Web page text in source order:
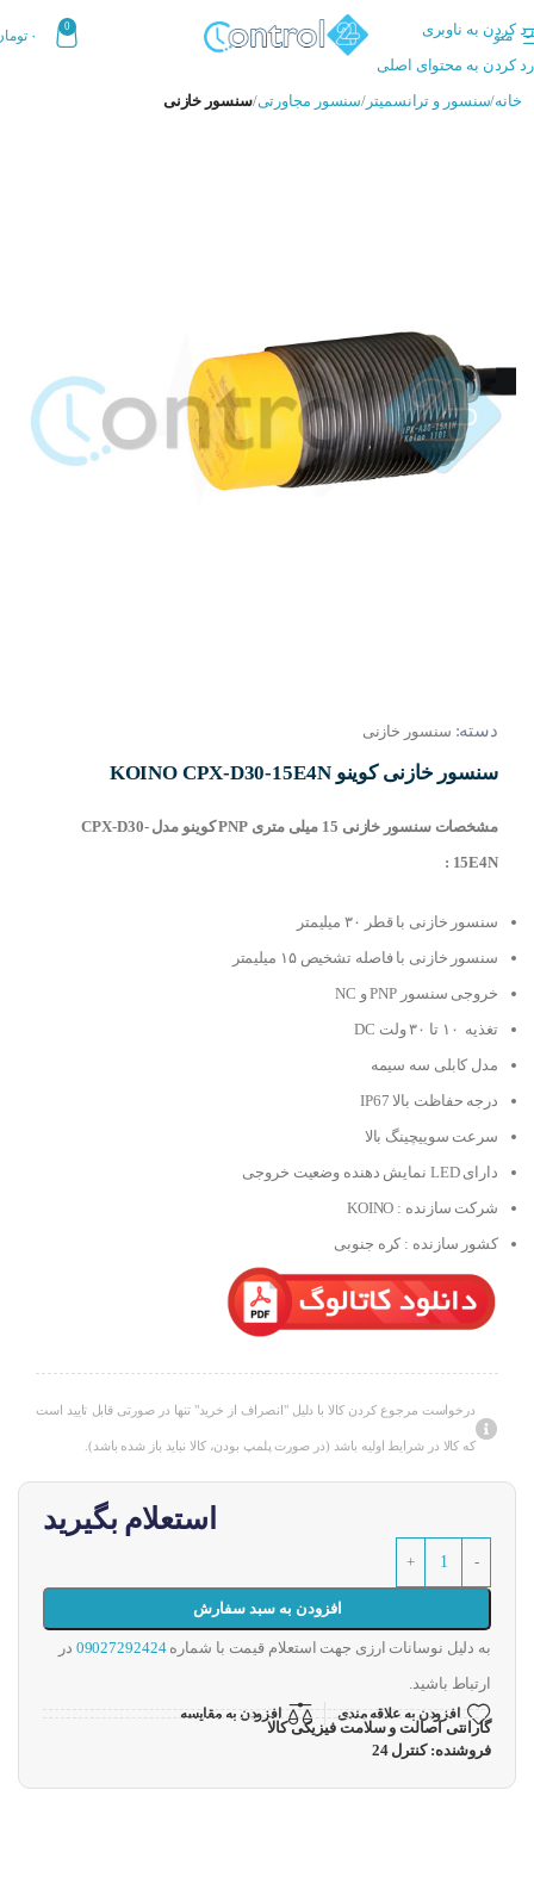
رد کردن به ناوبری
رد کردن به محتوای اصلی
منو
0
۰
خانه سنسور و ترانسمیتر سنسور مجاورتی سنسور خازنی
دسته: سنسور خازنی
سنسور خازنی کوینو KOINO CPX-D30-15E4N
مشخصات سنسور خازنی 15 میلی متری PNP کوینو مدل CPX-D30-
15E4N :
سنسور خازنی با قطر ۳۰ میلیمتر
سنسور خازنی با فاصله تشخیص ۱۵ میلیمتر
خروجی سنسور PNP و NC
تغذیه ۱۰ تا ۳۰ ولت DC
مدل کابلی سه سیمه
درجه حفاظت بالا IP67
سرعت سوییچینگ بالا
دارای LED نمایش دهنده وضعیت خروجی
شرکت سازنده : KOINO
کشور سازنده : کره جنوبی
درخواست مرجوع کردن کالا با دلیل "انصراف از خرید" تنها در صورتی قابل تایید است
که کالا در شرایط اولیه باشد (در صورت پلمپ بودن، کالا نباید باز شده باشد).
استعلام بگیرید
افزودن به سبد سفارش
به دلیل نوسانات ارزی جهت استعلام قیمت با شماره09027292424 در
ارتباط باشید.
افزودن به علاقه مندی افزودن به مقایسه
گارانتی اصالت و سلامت فیزیکی کالا
فروشنده: کنترل 24